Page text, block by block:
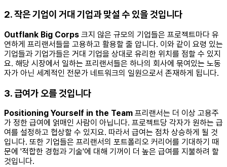
2.작은 기업이 거대 기업과 맞설 수 있을 것입니다
Outflank Big Corps 크지 않은 규모의 기업들은 프로젝트마다 유
연하게 프리랜서들을 고용하고 활용할 줄 압니다. 이와 같이 요령 있는
기업들과 기업가들은 거대 기업을 상대로 유리한 위치를 점할 수 있지
요. 해당 시장에서 일하는 프리랜서들은 하나의 회사에 묶여있는 노동
자가 아닌 세계적인 전문가 네트워크의 일원으로서 존재하게 됩니다.
3.급여가 오를 것입니다
Positioning Yourself in the Team 프리랜서는 더 이상 고용주
가 정한 급여에 얽매인 사람이 아닙니다. 프로젝트당 각자가 원하는 급
여를 설정하고 협상할 수 있지요. 따라서 급여는 점차 상승하게 될 것
입니다. 또한 기업들은 프리랜서의 포트폴리오 커리어를 기대하기 때
문에 '적합한 경험과 기술'에 대해 기꺼이 더 높은 급여를 지불하려 할
것입니다.